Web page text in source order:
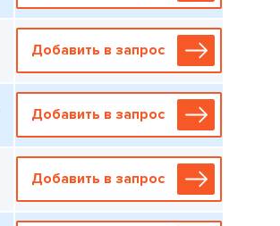
Добавить в запрос
Добавить в запрос
Добавить в запрос